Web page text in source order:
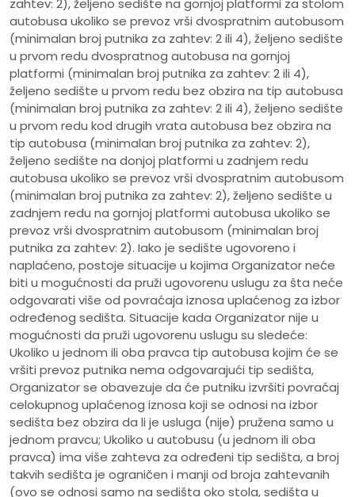
zahtev: 2), željeno sedište na gornjoj platformi za stolom
autobusa ukoliko se prevoz vrši dvospratnim autobusom
(minimalan broj putnika za zahtev: 2 ili 4), željeno sedište
u prvom redu dvospratnog autobusa na gornjoj
platformi (minimalan broj putnika za zahtev: 2 ili 4),
željeno sedište u prvom redu bez obzira na tip autobusa
(minimalan broj putnika za zahtev: 2 ili 4), željeno sedište
u prvom redu kod drugih vrata autobusa bez obzira na
tip autobusa (minimalan broj putnika za zahtev: 2),
željeno sedište na donjoj platformi u zadnjem redu
autobusa ukoliko se prevoz vrši dvospratnim autobusom
(minimalan broj putnika za zahtev: 2), željeno sedište u
zadnjem redu na gornjoj platformi autobusa ukoliko se
prevoz vrši dvospratnim autobusom (minimalan broj
putnika za zahtev: 2). Iako je sedište ugovoreno i
naplaćeno, postoje situacije u kojima Organizator neće
biti u mogućnosti da pruži ugovorenu uslugu za šta neće
odgovarati više od povraćaja iznosa uplaćenog za izbor
određenog sedišta. Situacije kada Organizator nije u
mogućnosti da pruži ugovorenu uslugu su sledeće:
Ukoliko u jednom ili oba pravca tip autobusa kojim će se
vršiti prevoz putnika nema odgovarajući tip sedišta,
Organizator se obavezuje da će putniku izvršiti povraćaj
celokupnog uplaćenog iznosa koji se odnosi na izbor
sedišta bez obzira da li je usluga (nije) pružena samo u
jednom pravcu; Ukoliko u autobusu (u jednom ili oba
pravca) ima više zahteva za određeni tip sedišta, a broj
takvih sedišta je ograničen i manji od broja zahtevanih
(ovo se odnosi samo na sedišta oko stola, sedišta u